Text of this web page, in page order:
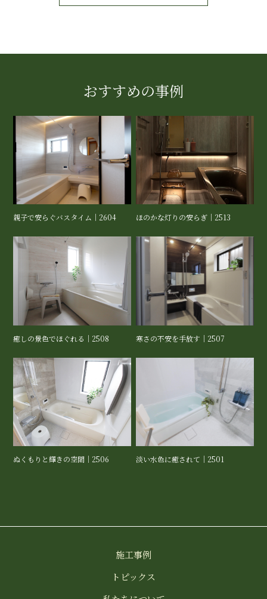
おすすめの事例
親子で安らぐバスタイム｜2604 ほのかな灯りの安らぎ｜2513
癒しの景色でほぐれる｜2508 寒さの不安を手放す｜2507
ぬくもりと輝きの空間｜2506 淡い水色に癒されて｜2501
施工事例
トピックス